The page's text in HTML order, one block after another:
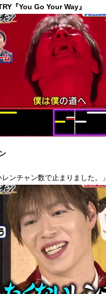
『You Go Your Way』
レンチャン数で止まりました。